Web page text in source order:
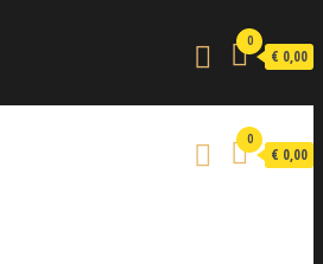
0
€ 0,00
0
€ 0,00